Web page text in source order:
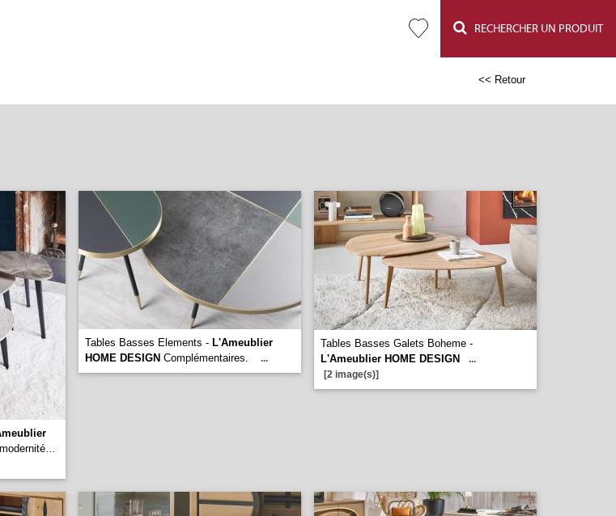
RECHERCHER UN PRODUIT
<< Retour
Tables Basses Elements - L'Ameublier
HOME DESIGN Complémentaires. ...
Tables Basses Galets Boheme -
L'Ameublier HOME DESIGN
...
[2 image(s)]